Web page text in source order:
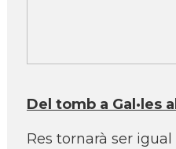
Del tomb a Gal·les
Res tornarà ser